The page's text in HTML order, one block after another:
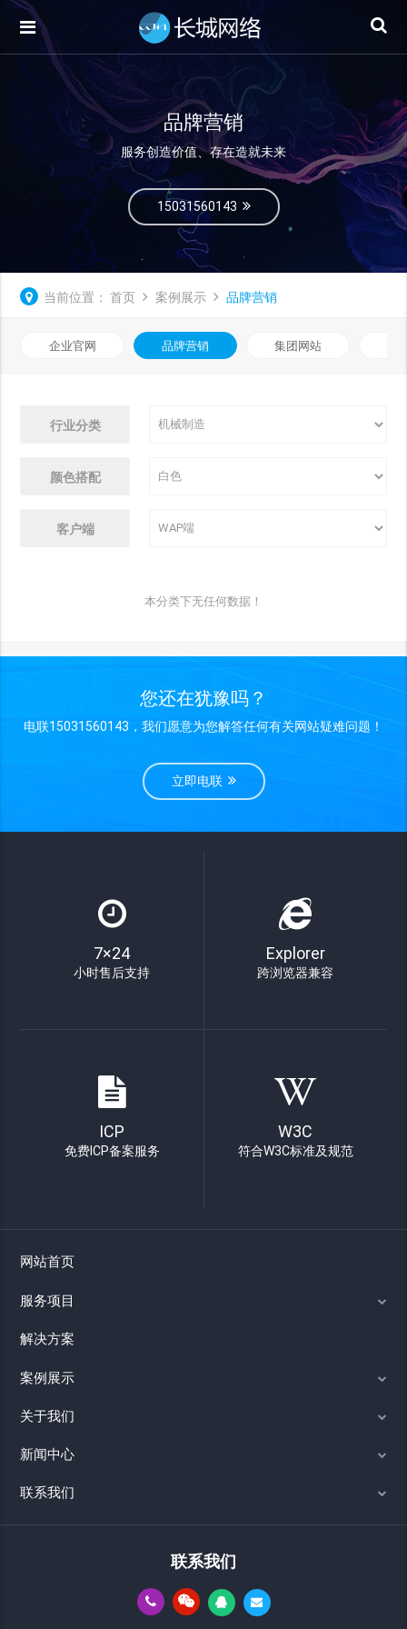
品牌营销
服务创造价值、存在造就未来
15031560143
当前位置： 首页 案例展示 品牌营销
企业官网 品牌营销 集团网站
行业分类
颜色搭配
客户端
本分类下无任何数据！
您还在犹豫吗？
电联15031560143，我们愿意为您解答任何有关网站疑难问题！
立即电联
7×24
小时售后支持
Explorer
跨浏览器兼容
ICP
免费ICP备案服务
W3C
符合W3C标准及规范
网站首页
服务项目
解决方案
案例展示
关于我们
新闻中心
联系我们
联系我们